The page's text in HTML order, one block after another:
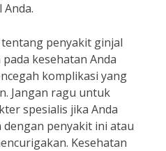
penyakit ginjal
kesehatan Anda
komplikasi yang
Jangan ragu untuk
spesialis jika Anda
penyakit ini atau
Kesehatan